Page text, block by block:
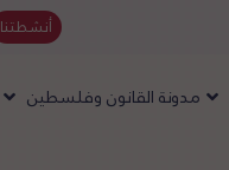
أنشطتنا
مدونة القانون وفلسطين